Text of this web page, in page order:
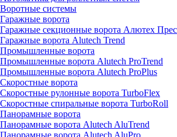
Воротные системы
Гаражные ворота
Гаражные секционные ворота Алютех
Гаражные ворота Alutech Trend
Промышленные ворота
Промышленные ворота Alutech ProTrend
Промышленные ворота Alutech ProPlus
Скоростные ворота
Скоростные рулонные ворота TurboFlex
Скоростные спиральные ворота TurboRoll
Панорамные ворота
Панорамные ворота Alutech AluTrend